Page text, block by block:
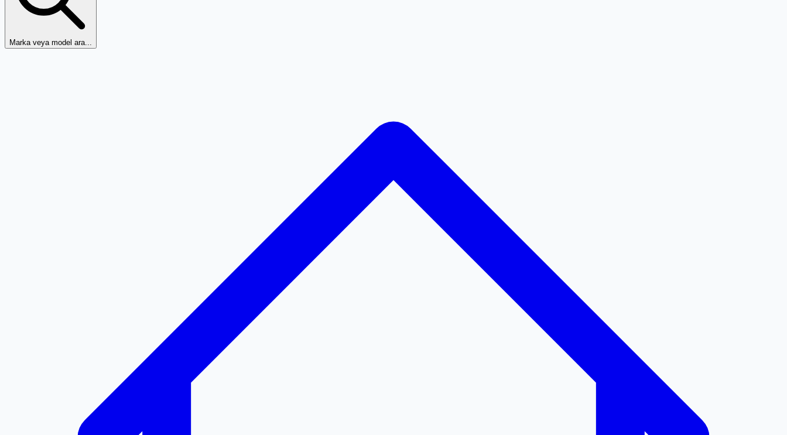
Marka veya model ara...